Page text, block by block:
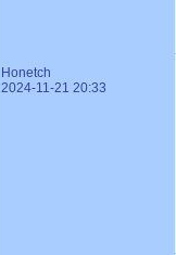
Honetch
2024-11-21 20:33